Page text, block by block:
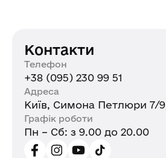
Контакти
Телефон
+38 (095) 230 99 51
Адреса
Київ, Симона Петлюри 7/9
Графік роботи
Пн – Сб: з 9.00 до 20.00